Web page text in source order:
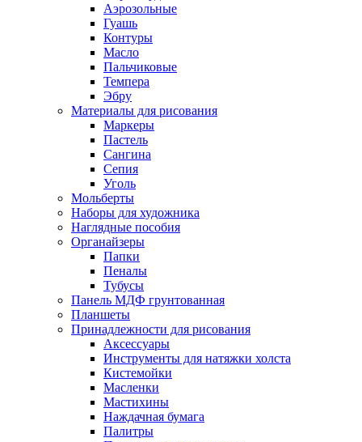
Аэрозольные
Гуашь
Контуры
Масло
Пальчиковые
Темпера
Эбру
Материалы для рисования
Маркеры
Пастель
Сангина
Сепия
Уголь
Мольберты
Наборы для художника
Наглядные пособия
Органайзеры
Папки
Пеналы
Тубусы
Панель МДФ грунтованная
Планшеты
Принадлежности для рисования
Аксессуары
Инструменты для натяжки холста
Кистемойки
Масленки
Мастихины
Наждачная бумага
Палитры